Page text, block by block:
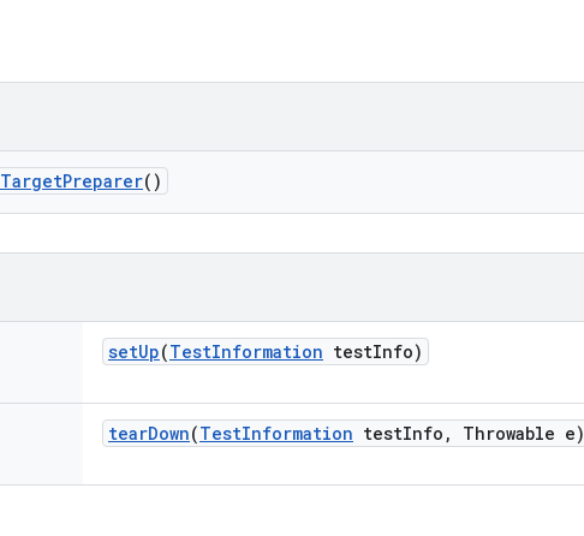
TargetPreparer()
setUp(TestInformation testInfo)
tearDown(TestInformation testInfo , Throwable e)